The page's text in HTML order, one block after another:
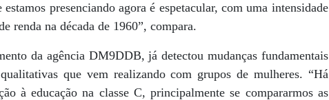
presenciando agora é espetacular, com uma intensidade
renda na década de 1960”, compara.
da agência DM9DDB, já detectou mudanças fundamentais
que vem realizando com grupos de mulheres. “Há
à educação na classe C, principalmente se compararmos as